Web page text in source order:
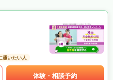
通いたい人
体験・相談予約